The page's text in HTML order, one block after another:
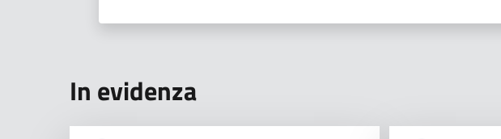
In evidenza